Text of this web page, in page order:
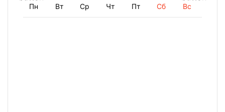
Пн Вт Ср Чт Пт Сб Вс